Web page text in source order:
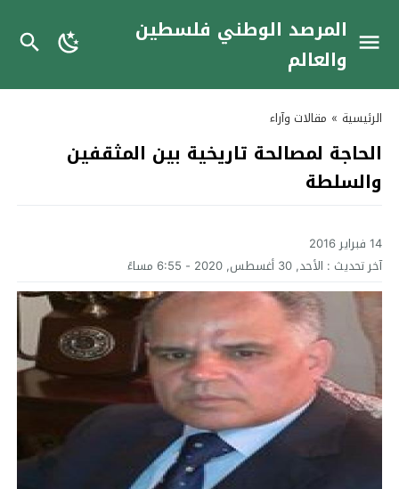
المرصد الوطني فلسطين
والعالم
الرئيسية » مقالات وآراء
الحاجة لمصالحة تاريخية بين المثقفين
والسلطة
14 فبراير 2016
آخر تحديث : الأحد, 30 أغسطس, 2020 - 6:55 مساءً